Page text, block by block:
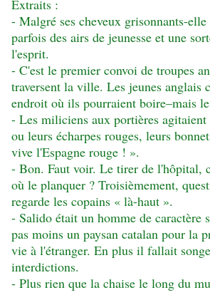
Extraits :
- Malgré ses cheveux grisonnants-
parfois des airs de jeunesse et une
l'esprit.
- C'est le premier convoi de troupes
traversent la ville. Les jeunes anglais
endroit où ils pourraient boire–mais
- Les miliciens aux portières
ou leurs écharpes rouges, leurs
vive l'Espagne rouge ! ».
- Bon. Faut voir. Le tirer de l'hôpital,
où le planquer ? Troisièmement,
regarde les copains « là-haut ».
- Salido était un homme de caractère
pas moins un paysan catalan pour la
vie à l'étranger. En plus il fallait
interdictions.
- Plus rien que la chaise le long du